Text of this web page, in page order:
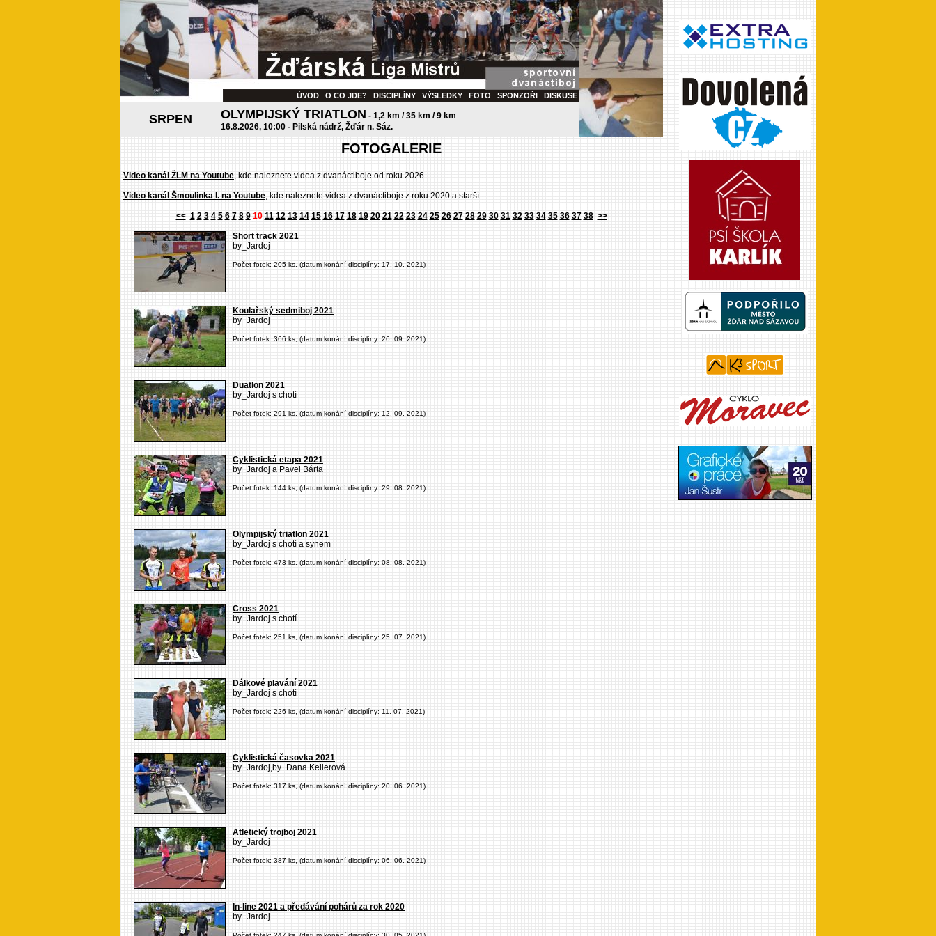
ÚVOD O CO JDE? DISCIPLÍNY VÝSLEDKY FOTO SPONZOŘI DISKUSE
SRPEN OLYMPIJSKÝ TRIATLON - 1,2 km / 35 km / 9 km
16.8.2026, 10:00 - Pilská nádrž, Žďár n. Sáz.
FOTOGALERIE
Video kanál ŽLM na Youtube, kde naleznete videa z dvanáctiboje od roku 2026
Video kanál Šmoulinka I. na Youtube, kde naleznete videa z dvanáctiboje z roku 2020 a starší
<< 1 2 3 4 5 6 7 8 9 10 11 12 13 14 15 16 17 18 19 20 21 22 23 24 25 26 27 28 29 30 31 32 33 34 35 36 37 38 >>
Short track 2021
by_Jardoj
Počet fotek: 205 ks, (datum konání disciplíny: 17. 10. 2021)
Koulařský sedmiboj 2021
by_Jardoj
Počet fotek: 366 ks, (datum konání disciplíny: 26. 09. 2021)
Duatlon 2021
by_Jardoj s chotí
Počet fotek: 291 ks, (datum konání disciplíny: 12. 09. 2021)
Cyklistická etapa 2021
by_Jardoj a Pavel Bárta
Počet fotek: 144 ks, (datum konání disciplíny: 29. 08. 2021)
Olympijský triatlon 2021
by_Jardoj s chotí a synem
Počet fotek: 473 ks, (datum konání disciplíny: 08. 08. 2021)
Cross 2021
by_Jardoj s chotí
Počet fotek: 251 ks, (datum konání disciplíny: 25. 07. 2021)
Dálkové plavání 2021
by_Jardoj s chotí
Počet fotek: 226 ks, (datum konání disciplíny: 11. 07. 2021)
Cyklistická časovka 2021
by_Jardoj,by_Dana Kellerová
Počet fotek: 317 ks, (datum konání disciplíny: 20. 06. 2021)
Atletický trojboj 2021
by_Jardoj
Počet fotek: 387 ks, (datum konání disciplíny: 06. 06. 2021)
In-line 2021 a předávání pohárů za rok 2020
by_Jardoj